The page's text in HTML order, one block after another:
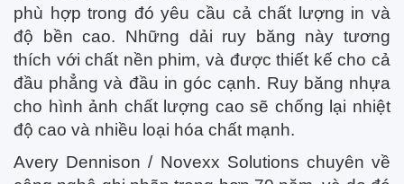
phù hợp trong đó yêu cầu cả chất lượng in và
độ bền cao. Những dải ruy băng này tương
thích với chất nền phim, và được thiết kế cho cả
đầu phẳng và đầu in góc cạnh. Ruy băng nhựa
cho hình ảnh chất lượng cao sẽ chống lại nhiệt
độ cao và nhiều loại hóa chất mạnh.
Avery Dennison / Novexx Solutions chuyên về